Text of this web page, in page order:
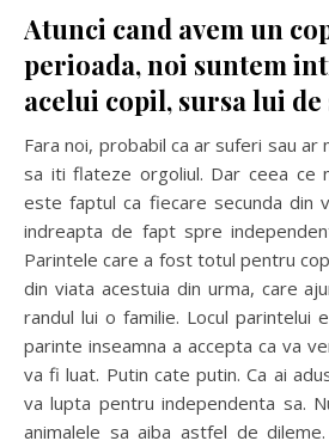
Atunci cand avem un
perioada, noi suntem
acelui copil, sursa lui
Fara noi, probabil ca ar suferi sau ar
sa iti flateze orgoliul. Dar ceea ce
este faptul ca fiecare secunda din
indreapta de fapt spre
Parintele care a fost totul pentru
din viata acestuia din urma, care
randul lui o familie. Locul parintelui
parinte inseamna a accepta ca va
va fi luat. Putin cate putin. Ca ai
va lupta pentru independenta sa.
animalele sa aiba astfel de